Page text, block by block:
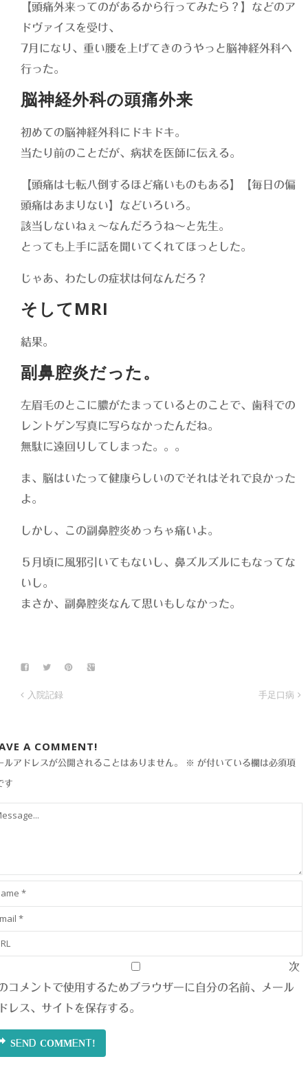
【頭痛外来ってのがあるから行ってみたら？】などのア
ドヴァイスを受け、
7月になり、重い腰を上げてきのうやっと脳神経外科へ
行った。
脳神経外科の頭痛外来
初めての脳神経外科にドキドキ。
当たり前のことだが、病状を医師に伝える。
【頭痛は七転八倒するほど痛いものもある】【毎日の偏
頭痛はあまりない】などいろいろ。
該当しないねぇ〜なんだろうね〜と先生。
とっても上手に話を聞いてくれてほっとした。
じゃあ、わたしの症状は何なんだろ？
そしてMRI
結果。
副鼻腔炎だった。
左眉毛のとこに膿がたまっているとのことで、歯科での
レントゲン写真に写らなかったんだね。
無駄に遠回りしてしまった。。。
ま、脳はいたって健康らしいのでそれはそれで良かった
よ。
しかし、この副鼻腔炎めっちゃ痛いよ。
５月頃に風邪引いてもないし、鼻ズルズルにもなってな
いし。
まさか、副鼻腔炎なんて思いもしなかった。
入院記録 手足口病
A COMMENT!
ルアドレスが公開されることはありません。 ※ が付いている欄は必須項
す
次
コメントで使用するためブラウザーに自分の名前、メール
レス、サイトを保存する。
SEND COMMENT!